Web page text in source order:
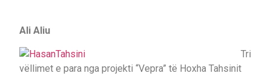
Ali Aliu
Tri
vëllimet e para nga projekti “Vepra” të Hoxha Tahsinit